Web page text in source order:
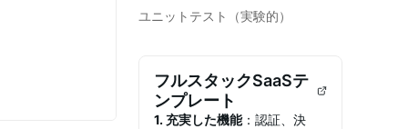
ユニットテスト（実験的）
フルスタックSaaSテ
ンプレート
1. 充実した機能：認証、決